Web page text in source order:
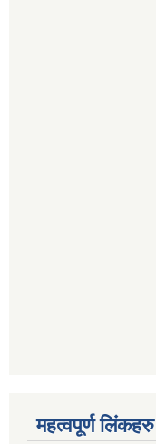
महत्वपूर्ण लिंकहरु